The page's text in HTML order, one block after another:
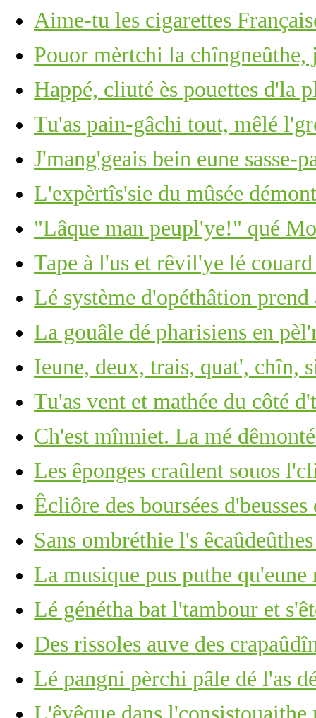
Aime-tu les cigarettes
Pouor mèrtchi la chîngneûthe,
Happé, cliuté ès pouettes d'la
Tu'as pain-gâchi tout, mêlé
J'mang'geais bein eune sasse-
L'expèrtîs'sie du mûsée
"Lâque man peupl'ye!" qué
Tape à l'us et rêvil'ye lé
Lé système d'opéthâtion prend
La gouâle dé pharisiens en
Ieune, deux, trais, quat', chîn,
Tu'as vent et mathée du côté
Ch'est mînniet. La mé
Les êponges craûlent souos
Êcliôre des boursées
Sans ombréthie l's
La musique pus puthe
Lé génétha bat l'tambour et
Des rissoles auve des
Lé pangni pèrchi pâle dé l'as